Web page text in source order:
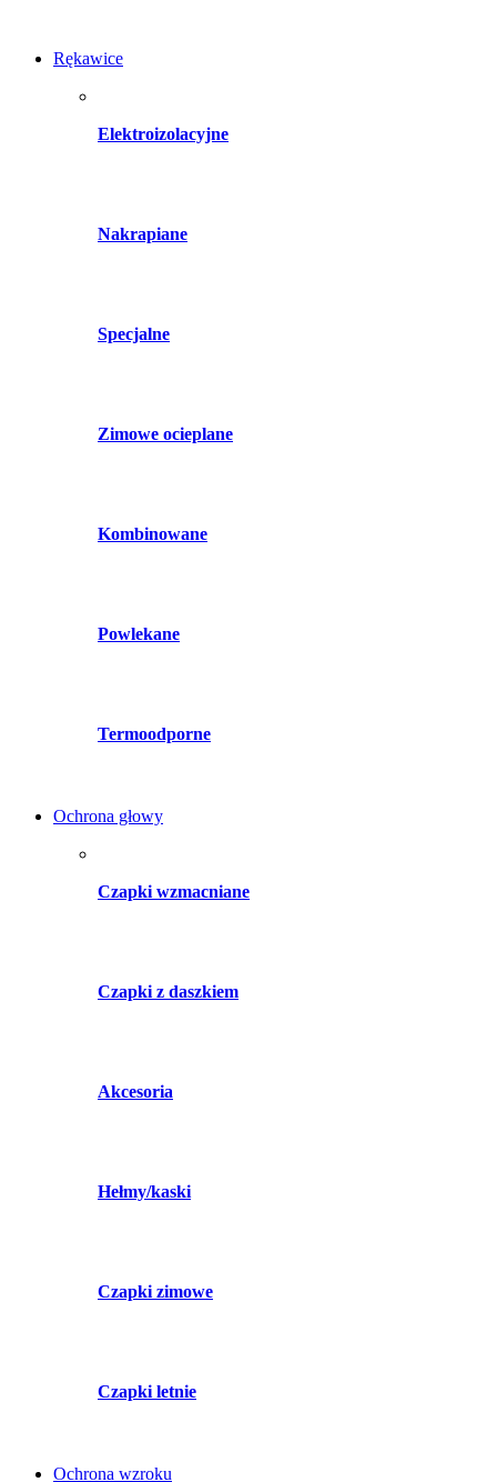
Rękawice
Elektroizolacyjne
Nakrapiane
Specjalne
Zimowe ocieplane
Kombinowane
Powlekane
Termoodporne
Ochrona głowy
Czapki wzmacniane
Czapki z daszkiem
Akcesoria
Hełmy/kaski
Czapki zimowe
Czapki letnie
Ochrona wzroku